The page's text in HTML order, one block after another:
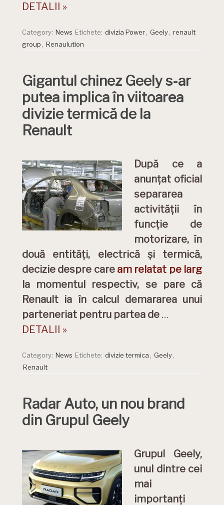
DETALII »
Category: News Etichete: divizia Power Geely
renault
group
Renaulution
Gigantul chinez Geely s-ar
putea implica în viitoarea
divizie termică de la
Renault
După ce a
anunțat oficial
separarea
activității în
funcție de
motorizare, în
două entități, electrică și termică,
decizie despre care am relatat pe larg
la momentul respectiv, se pare că
Renault ia în calcul demararea unui
parteneriat pentru partea de …
DETALII »
Category: News Etichete: divizie termica Geely
Renault
Radar Auto, un nou brand
din Grupul Geely
Grupul Geely,
unul dintre cei
mai
importanți